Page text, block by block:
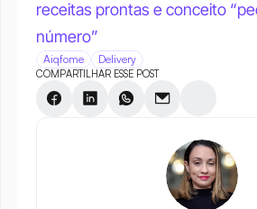
receitas prontas e conceito
número”
Aiqfome Delivery
COMPARTILHAR ESSE POST